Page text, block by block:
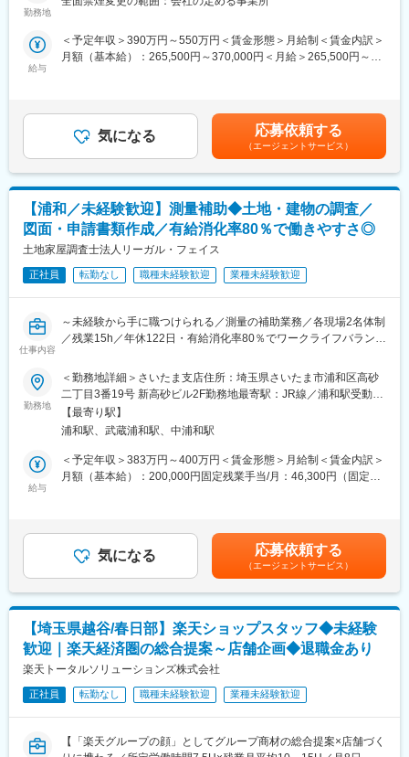
重視し相談しやすい環境◎
※ご応募時、参加可能日時をお知らせください。
・新規契約・機種変更の受付および提案
・料金プラン、楽天ポイント活用、楽天カード、各種サービスの
案内
・スマホの初期設定・データ移行サポート
・問い合わせ対応
◇店舗運営
・店舗での電話応対
・在庫管理、売り場づくり、POP作成
・KPI管理・数値振り返り
・キャンペーン企画など、集客に向けた取り組み
スタッフ（R CREW）から店長を経てRSV（スーパーバイザー）
へステップアップが可能です。RSV経験後はマネジメントや本部
入社後1年で店長昇格を目指していただきます。
■組織構成：
1店舗あたり店長1名、スタッフ5～15名で運営。チームワークを
変更の範囲：会社の定める業務
活をより豊かにするトータルサポートを行うポジションです。
・未経験の方も歓迎！充実した研修制度あり
【選考会の概要】
・形式： Web開催（事前に企業セミナー動画をご視聴いただきま
す）
・内容： 面接（25分×2回 現場面接/HR面接）
【開催日時】
7/2（木）17:00～20:30
7/5（日）11:00～14:30
7/14（火）17:00～20:30
7/16（木）17:00～20:30
7/21（火）17:00～20:30
7/23（木）17:00～20:30
7/28（火）17:00～20:30
7/30（木）17:00～20:30
※ご応募時、参加可能日時をお知らせください。
■具体的には：
案内
・スマホの初期設定・データ移行サポート
・店舗での電話応対
・在庫管理、売り場づくり、POP作成
・KPI管理・数値振り返り
・店舗会議・研修への参加
・キャンペーン企画など、集客に向けた取り組み
■キャリアパス：
スタッフ（R CREW）から店長を経てRSV（スーパーバイザー）
へステップアップが可能です。RSV経験後はマネジメントや本部
への異動の道もあり、長期的にキャリア形成ができます。まずは
勤務地
給与
＜予定年収＞390万円～550万円＜賃金形態＞月給制＜賃金内訳＞
月額（基本給）：265,500円～370,000円＜月給＞265,500円～
ます。月給(月額)は固定手当を含めた表記です。
気になる 応募依頼する
（エージェントサービス）
【浦和／未経験歓迎】測量補助◆土地・建物の調査／
図面・申請書類作成／有給消化率80％で働きやすさ◎
土地家屋調査士法人リーガル・フェイス
正社員 転勤なし 職種未経験歓迎 業種未経験歓迎
仕事内容
～未経験から手に職つけられる／測量の補助業務／各現場2名体制
／残業15h／年休122日・有給消化率80％でワークライフバランス
■業務概要
私たちのグループは、不動産売買に関わる法律に関するサービス
を提供しています。
その中の一つである「土地家屋調査士法人リーガル・フェイス」
では、土地や建物の測量や役所への届け出・申請業務などを担当
していただきます。
ことです。
メジャーや専用の機械を使って、どこからどこまでが誰の土地か
測量士が現地で地面の高さや境界を調べ、図面を作成して役所に
提出します。
■主な仕事内容
・土地の測量（現地調査や境界の設置等）
・図面や申請書類の作成
・法務局や市役所での情報調査
・土地や建物の登録手続き
◎現場仕事メインですがデスクワークも発生します。
勤務地
＜勤務地詳細＞さいたま支店住所：埼玉県さいたま市浦和区高砂
二丁目3番19号 新高砂ビル2F勤務地最寄駅：JR線／浦和駅受動喫
煙対策：屋内全面禁煙変更の範囲：※勤務地の変更：近傍分室（さ
いたま支店から徒歩5分程度）
【最寄り駅】
浦和駅、武蔵浦和駅、中浦和駅
給与
＜予定年収＞383万円～400万円＜賃金形態＞月給制＜賃金内訳＞
月額（基本給）：200,000円固定残業手当/月：46,300円（固定残
家屋調査士試験合格資格手当あり■昇給年1回（10月）■賞与年2回
（6月・12月／過去1年の支給実績4.4ヶ月）※業績による賃金はあ
くまでも目安の金額であり、選考を通じて上下する可能性があり
ます。月給(月額)は固定手当を含めた表記です。
気になる 応募依頼する
（エージェントサービス）
【埼玉県越谷/春日部】楽天ショップスタッフ◆未経験
歓迎｜楽天経済圏の総合提案～店舗企画◆退職金あり
楽天トータルソリューションズ株式会社
正社員 転勤なし 職種未経験歓迎 業種未経験歓迎
【「楽天グループの顔」としてグループ商材の総合提案×店舗づく